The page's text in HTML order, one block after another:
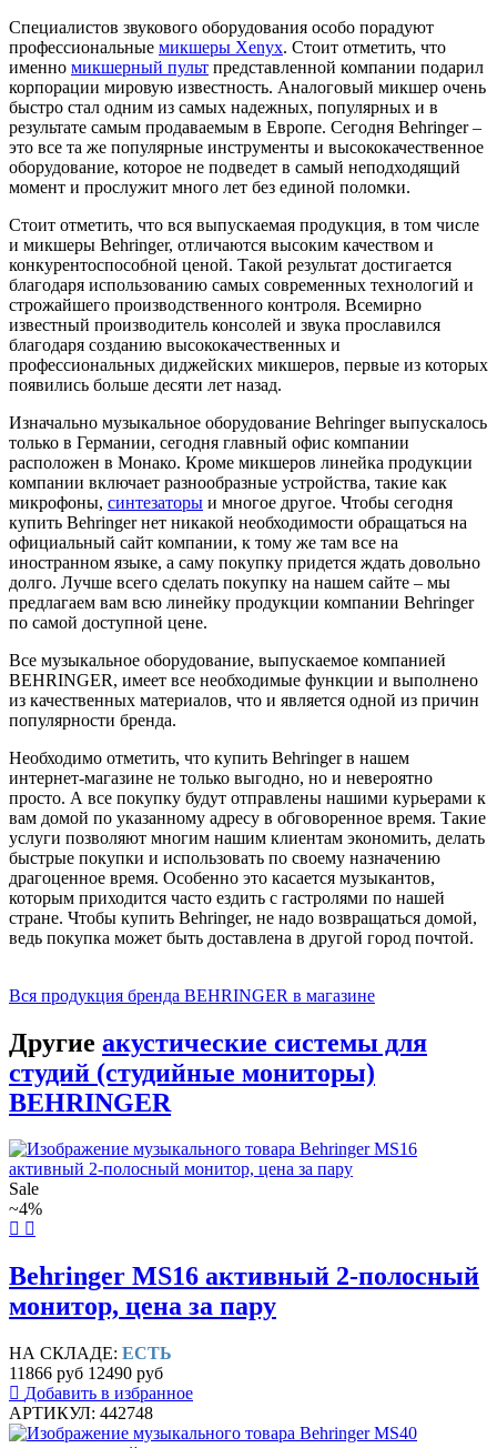
Специалистов звукового оборудования особо порадуют
профессиональные микшеры Xenyx. Стоит отметить, что
именно микшерный пульт представленной компании подарил
корпорации мировую известность. Аналоговый микшер очень
быстро стал одним из самых надежных, популярных и в
результате самым продаваемым в Европе. Сегодня Behringer –
это все та же популярные инструменты и высококачественное
оборудование, которое не подведет в самый неподходящий
момент и прослужит много лет без единой поломки.
Стоит отметить, что вся выпускаемая продукция, в том числе
и микшеры Behringer, отличаются высоким качеством и
конкурентоспособной ценой. Такой результат достигается
благодаря использованию самых современных технологий и
строжайшего производственного контроля. Всемирно
известный производитель консолей и звука прославился
благодаря созданию высококачественных и
профессиональных диджейских микшеров, первые из которых
появились больше десяти лет назад.
Изначально музыкальное оборудование Behringer выпускалось
только в Германии, сегодня главный офис компании
расположен в Монако. Кроме микшеров линейка продукции
компании включает разнообразные устройства, такие как
микрофоны, синтезаторы и многое другое. Чтобы сегодня
купить Behringer нет никакой необходимости обращаться на
официальный сайт компании, к тому же там все на
иностранном языке, а саму покупку придется ждать довольно
долго. Лучше всего сделать покупку на нашем сайте – мы
предлагаем вам всю линейку продукции компании Behringer
по самой доступной цене.
Все музыкальное оборудование, выпускаемое компанией
BEHRINGER, имеет все необходимые функции и выполнено
из качественных материалов, что и является одной из причин
популярности бренда.
Необходимо отметить, что купить Behringer в нашем
интернет-магазине не только выгодно, но и невероятно
просто. А все покупку будут отправлены нашими курьерами к
вам домой по указанному адресу в обговоренное время. Такие
услуги позволяют многим нашим клиентам экономить, делать
быстрые покупки и использовать по своему назначению
драгоценное время. Особенно это касается музыкантов,
которым приходится часто ездить с гастролями по нашей
стране. Чтобы купить Behringer, не надо возвращаться домой,
ведь покупка может быть доставлена в другой город почтой.
Вся продукция бренда BEHRINGER в магазине
Другие акустические системы для
студий (студийные мониторы)
BEHRINGER
Sale
~4%
Behringer MS16 активный 2-полосный
монитор, цена за пару
НА СКЛАДЕ: ЕСТЬ
11866 руб 12490 руб
Добавить в избранное
АРТИКУЛ: 442748